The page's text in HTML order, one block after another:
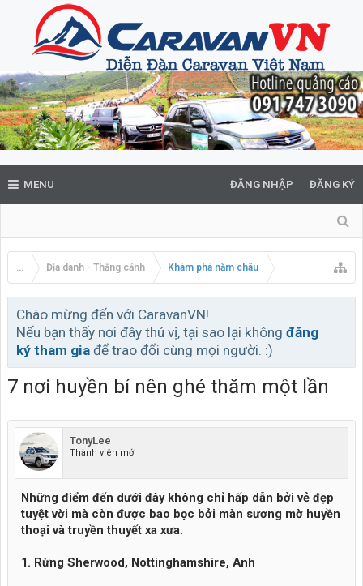
MENU ĐĂNG NHẬP ĐĂNG KÝ
... Địa danh - Thắng cảnh Khám phá năm châu
Chào mừng đến với CaravanVN!
Nếu bạn thấy nơi đây thú vị, tại sao lại không đăng
ký tham gia để trao đổi cùng mọi người. :)
7 nơi huyền bí nên ghé thăm một lần
TonyLee
Thành viên mới
Những điểm đến dưới đây không chỉ hấp dẫn bởi vẻ đẹp
tuyệt vời mà còn được bao bọc bởi màn sương mờ huyền
thoại và truyền thuyết xa xưa.
1. Rừng Sherwood, Nottinghamshire, Anh